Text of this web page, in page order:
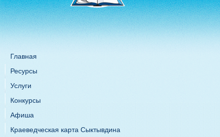
Главная
Ресурсы
Услуги
Конкурсы
Афиша
Краеведческая карта Сыктывдина